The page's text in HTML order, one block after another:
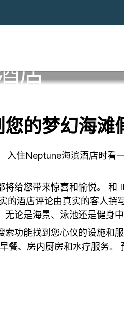
店
您的梦幻海
住Neptune海滨酒店时看
给您带来惊喜和愉悦。
的酒店评论由真实的客人
论是海景、泳池还是健身
功能找到您心仪的设施和
餐、房内厨房和水疗服务